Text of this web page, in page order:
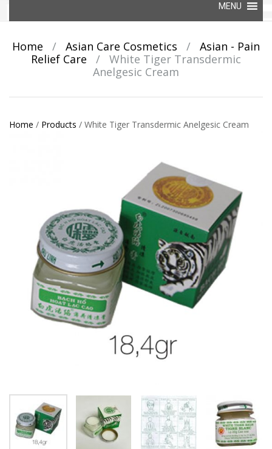
MENU
Home / Asian Care Cosmetics /
Asian - Pain
Relief Care
/
White Tiger Transdermic
Anelgesic Cream
Home / Products / White Tiger Transdermic Anelgesic Cream